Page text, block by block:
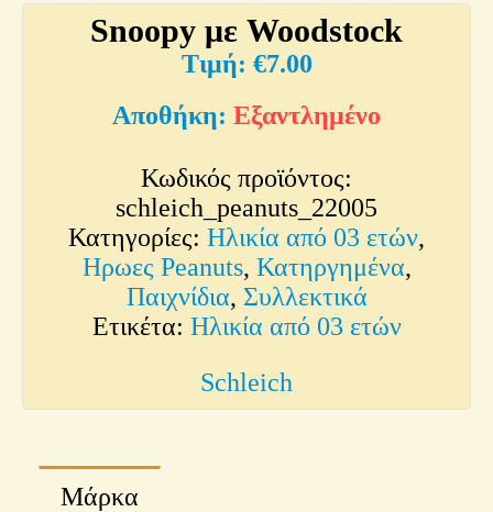
Snoopy με Woodstock
€7.00
Εξαντλημένο
Κωδικός προϊόντος:
schleich_peanuts_22005
Κατηγορίες: Ηλικία από 03 ετών,
Ηρωες Peanuts, Κατηργημένα,
Παιχνίδια, Συλλεκτικά
Ετικέτα: Ηλικία από 03 ετών
Schleich
Μάρκα